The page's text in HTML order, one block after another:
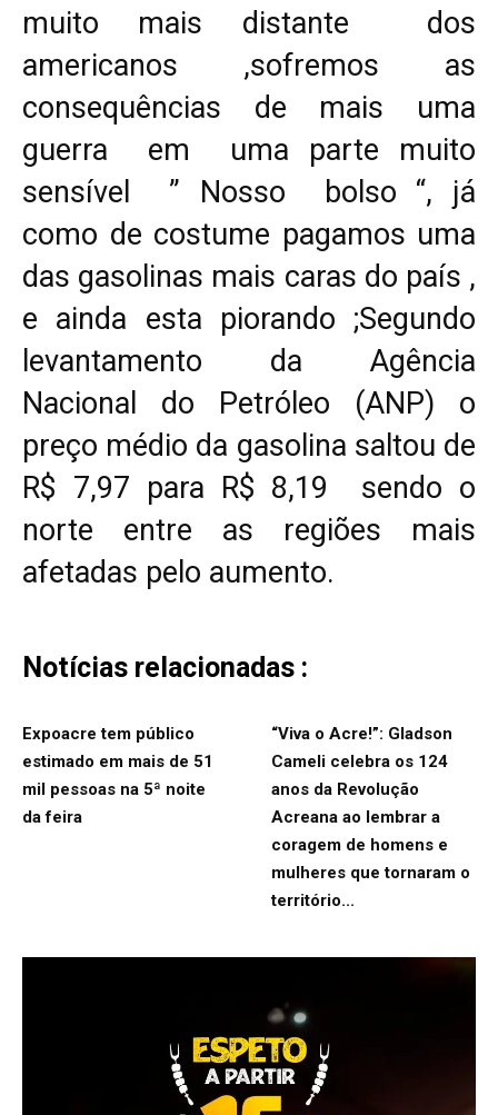
muito mais distante dos
americanos ,sofremos as
consequências de mais uma
guerra em uma parte muito
sensível ” Nosso bolso “, já
como de costume pagamos uma
das gasolinas mais caras do país ,
e ainda esta piorando ;Segundo
levantamento da Agência
Nacional do Petróleo (ANP) o
preço médio da gasolina saltou de
R$ 7,97 para R$ 8,19 sendo o
norte entre as regiões mais
afetadas pelo aumento.
Notícias relacionadas :
Expoacre tem público
estimado em mais de 51
mil pessoas na 5ª noite
da feira
“Viva o Acre!”: Gladson
Cameli celebra os 124
anos da Revolução
Acreana ao lembrar a
coragem de homens e
mulheres que tornaram o
território...